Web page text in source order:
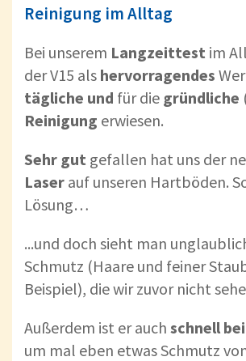
Reinigung im Alltag
Bei unserem Langzeittest im
der V15 als hervorragendes
tägliche und für die gründliche
Reinigung erwiesen.
Sehr gut gefallen hat uns der
Laser auf unseren Hartböden.
Lösung…
...und doch sieht man
Schmutz (Haare und feiner
Beispiel), die wir zuvor nicht
Außerdem ist er auch schnell
um mal eben etwas Schmutz